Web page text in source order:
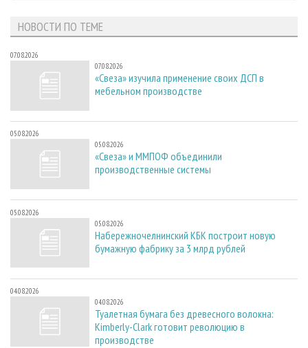
НОВОСТИ ПО ТЕМЕ
07.08.2026
07.08.2026
«Свеза» изучила применение своих ДСП в
мебельном производстве
05.08.2026
05.08.2026
«Свеза» и ММПОФ объединили
производственные системы
05.08.2026
05.08.2026
Набережночелнинский КБК построит новую
бумажную фабрику за 3 млрд рублей
04.08.2026
04.08.2026
Туалетная бумага без древесного волокна:
Kimberly-Clark готовит революцию в
производстве